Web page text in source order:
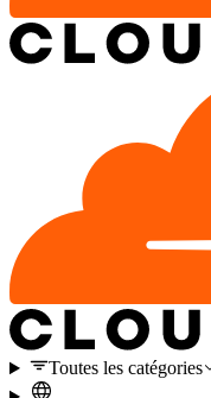
Toutes les catégories